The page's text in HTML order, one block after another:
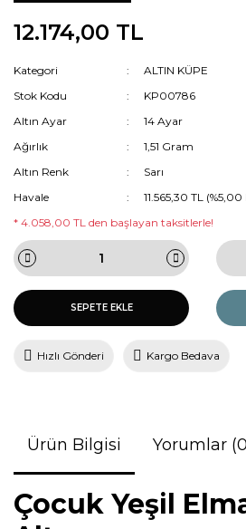
12.174,00 TL
Kategori
ALTIN KÜPE
Stok Kodu
KP00786
Altın Ayar
14 Ayar
Ağırlık
1,51 Gram
Altın Renk
Sarı
Havale
11.565,30 TL
* 4.058,00 TL den başlayan taksitlerle!
SEPETE EKLE
Hızlı Gönderi Kargo Bedava
Ürün Bilgisi Yorumlar
Çocuk Yeşil